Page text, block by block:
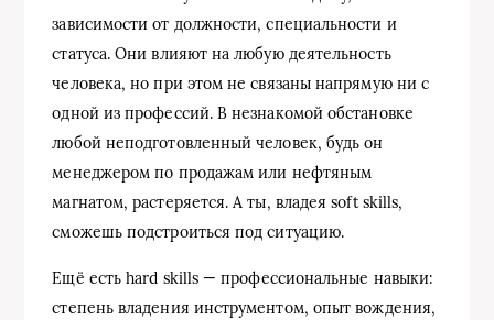
зависимости от должности, специальности и
статуса. Они влияют на любую деятельность
человека, но при этом не связаны напрямую ни с
одной из профессий. В незнакомой обстановке
любой неподготовленный человек, будь он
менеджером по продажам или нефтяным
магнатом, растеряется. А ты, владея soft skills,
сможешь подстроиться под ситуацию.
Ещё есть hard skills — профессиональные навыки:
степень владения инструментом, опыт вождения,